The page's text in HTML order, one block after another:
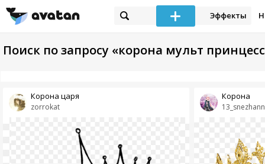
Эффекты
Поиск по запросу «корона мульт
zorrokat
Корона царя Корона